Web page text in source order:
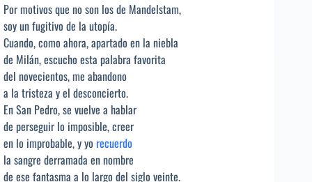
Por motivos que no son los de Mandelstam,
soy un fugitivo de la utopía.
Cuando, como ahora, apartado en la niebla
de Milán, escucho esta palabra favorita
del novecientos, me abandono
a la tristeza y el desconcierto.
En San Pedro, se vuelve a hablar
de perseguir lo imposible, creer
en lo improbable, y yo recuerdo
la sangre derramada en nombre
de ese fantasma a lo largo del siglo veinte.